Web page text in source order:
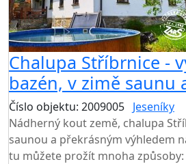
Chalupa Stříbrnice -
bazén, v zimě saunu
Číslo objektu: 2009005 Jeseníky
Nádherný kout země, chalupa
saunou a překrásným výhledem
tu můžete prožít mnoha